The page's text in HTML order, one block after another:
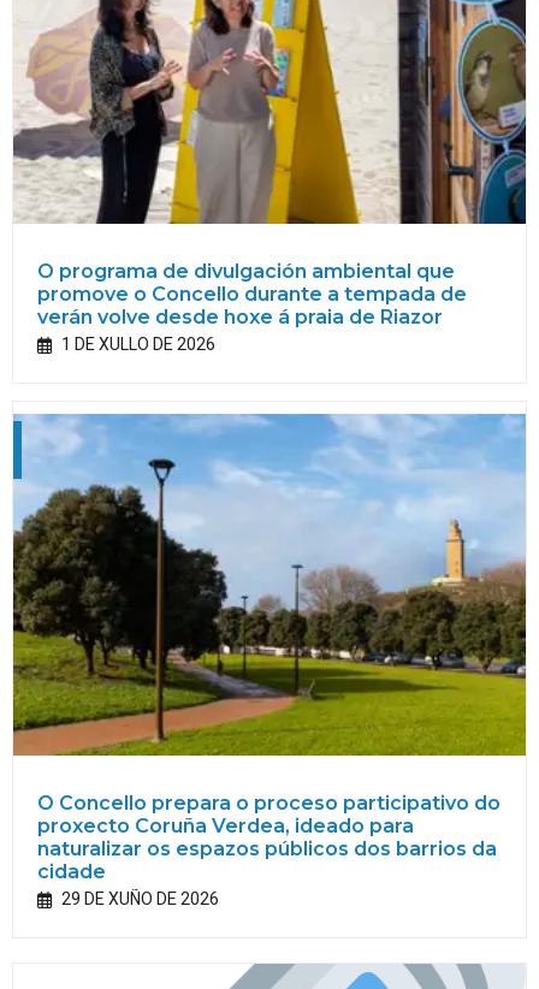
O programa de divulgación ambiental que
promove o Concello durante a tempada de
verán volve desde hoxe á praia de Riazor
1 DE XULLO DE 2026
O Concello prepara o proceso participativo do
proxecto Coruña Verdea, ideado para
naturalizar os espazos públicos dos barrios da
cidade
29 DE XUÑO DE 2026